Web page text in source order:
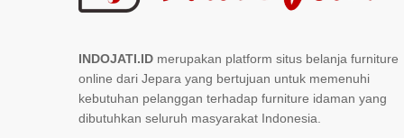
INDOJATI.ID merupakan platform situs belanja furniture
online dari Jepara yang bertujuan untuk memenuhi
kebutuhan pelanggan terhadap furniture idaman yang
dibutuhkan seluruh masyarakat Indonesia.